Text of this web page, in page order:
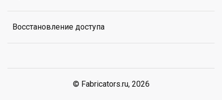
Восстановление доступа
© Fabricators.ru, 2026